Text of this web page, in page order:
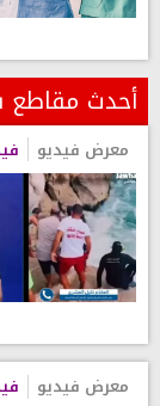
أحدث مقاطع
معرض فيديو
معرض فيديو